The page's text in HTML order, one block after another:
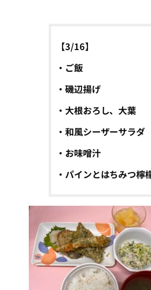
【3/16】
・ご飯
・磯辺揚げ
・大根おろし、大葉
・和風シーザーサラダ
・お味噌汁
・パインとはちみつ檸